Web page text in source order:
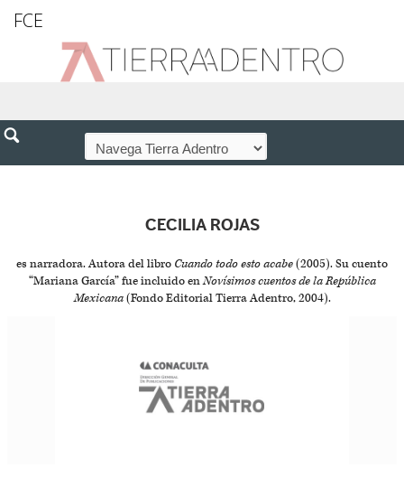
FCE
CECILIA ROJAS
es narradora. Autora del libro Cuando todo esto acabe(2005). Su cuento
“Mariana García” fue incluido enNovísimos cuentos de la República
Mexicana(Fondo Editorial Tierra Adentro, 2004).